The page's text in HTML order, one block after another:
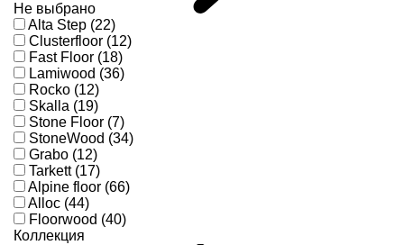
Не выбрано
Alta Step (22)
Clusterfloor (12)
Fast Floor (18)
Lamiwood (36)
Rocko (12)
Skalla (19)
Stone Floor (7)
StoneWood (34)
Grabo (12)
Tarkett (17)
Alpine floor (66)
Alloc (44)
Floorwood (40)
Коллекция